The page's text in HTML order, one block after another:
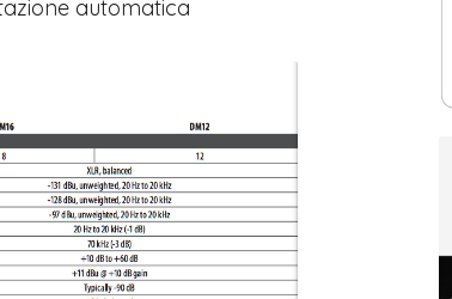
automatica